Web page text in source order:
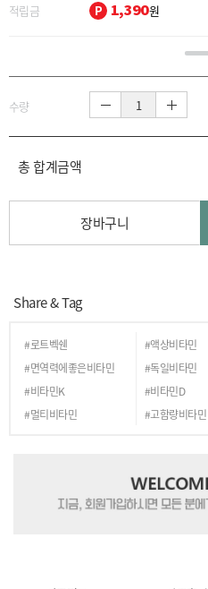
적립금 P 1,390원
수량
총 합계금액
장바구니
Share & Tag
#로트벡쉔 #액상비타민
#면역력에좋은비타민
#독일비타민
#비타민K
#비타민D
#멀티비타민
#고함량비타민